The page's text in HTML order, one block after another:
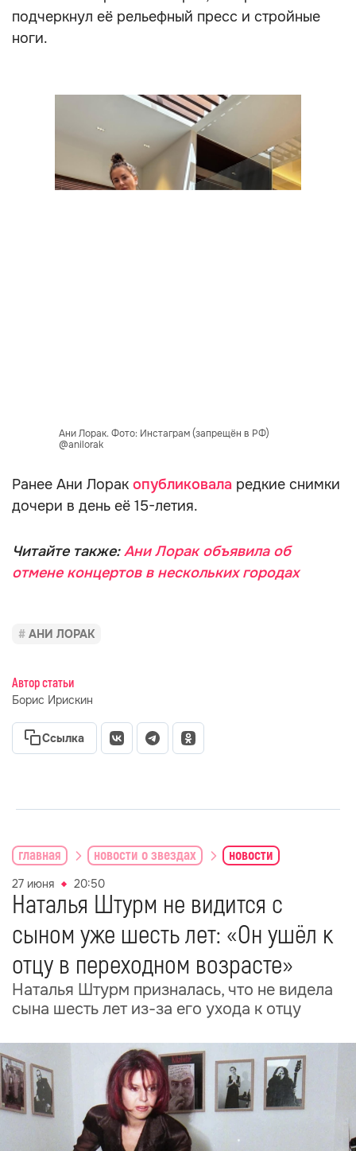
подчеркнул её рельефный пресс и стройные
ноги.
Ани Лорак. Фото: Инстаграм (запрещён в РФ)
@anilorak
Ранее Ани Лорак опубликовала редкие снимки
дочери в день её 15-летия.
Читайте также:Ани Лорак объявила об
отмене концертов в нескольких городах
АНИ ЛОРАК
Автор статьи
Борис Ирискин
Ссылка
главная новости о звездах новости
27 июня 20:50
Наталья Штурм не видится с
сыном уже шесть лет: «Он ушёл к
отцу в переходном возрасте»
Наталья Штурм призналась, что не видела
сына шесть лет из-за его ухода к отцу